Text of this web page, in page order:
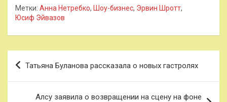
Метки: Анна Нетребко, Шоу-бизнес, Эрвин Шротт,
Юсиф Эйвазов
Навигация
записям
Татьяна Буланова рассказала о новых гастролях
Алсу заявила о возвращении на сцену на фоне